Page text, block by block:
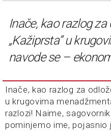
Inače, kao razlog
„Kažiprsta” u
navode se –
Inače, kao razlog za
u krugovima
razlozi! Naime,
pominjemo ime, pojasnio